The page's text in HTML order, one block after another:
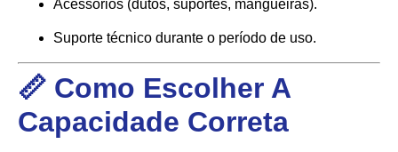
Acessórios (dutos, suportes, mangueiras).
Suporte técnico durante o período de uso.
📏 Como Escolher A
Capacidade Correta